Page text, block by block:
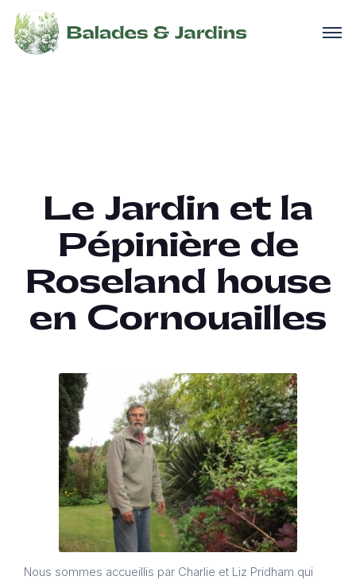
Le Jardin et la
Pépinière de
Roseland house
en Cornouailles
Nous sommes accueillis par Charlie et Liz Pridham qui